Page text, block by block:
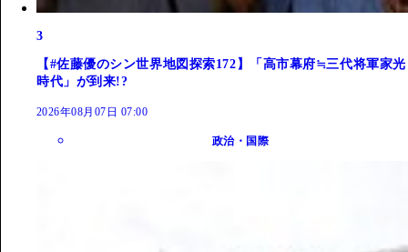
3
【#佐藤優のシン世界地図探索172】「高市幕府≒三代将軍家光
時代」が到来!?
2026年08月07日 07:00
政治・国際